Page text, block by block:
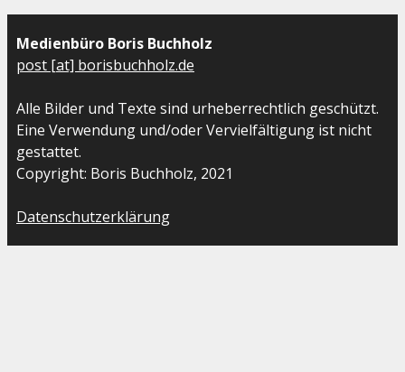
Medienbüro Boris Buchholz
post [at] borisbuchholz.de
Alle Bilder und Texte sind urheberrechtlich geschützt.
Eine Verwendung und/oder Vervielfältigung ist nicht
gestattet.
Copyright: Boris Buchholz, 2021
Datenschutzerklärung